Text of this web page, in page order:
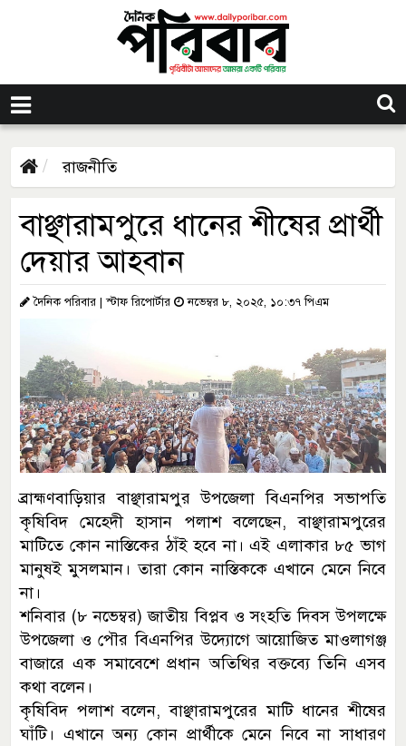
রাজনীতি
বাঞ্ছারামপুরে ধানের শীষের প্রার্থী
দেয়ার আহবান
দৈনিক পরিবার | স্টাফ রিপোর্টার নভেম্বর ৮, ২০২৫, ১০:৩৭ পিএম
ব্রাহ্মণবাড়িয়ার বাঞ্ছারামপুর উপজেলা বিএনপির সভাপতি
কৃষিবিদ মেহেদী হাসান পলাশ বলেছেন, বাঞ্ছারামপুরের
মাটিতে কোন নাস্তিকের ঠাঁই হবে না। এই এলাকার ৮৫ ভাগ
মানুষই মুসলমান। তারা কোন নাস্তিককে এখানে মেনে নিবে
না।
শনিবার (৮ নভেম্বর) জাতীয় বিপ্লব ও সংহতি দিবস উপলক্ষে
উপজেলা ও পৌর বিএনপির উদ্যোগে আয়োজিত মাওলাগঞ্জ
বাজারে এক সমাবেশে প্রধান অতিথির বক্তব্যে তিনি এসব
কথা বলেন।
কৃষিবিদ পলাশ বলেন, বাঞ্ছারামপুরের মাটি ধানের শীষের
ঘাঁটি। এখানে অন্য কোন প্রার্থীকে মেনে নিবে না সাধারণ